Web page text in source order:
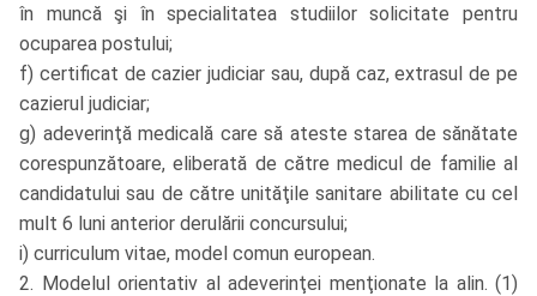
în muncă şi în specialitatea studiilor solicitate pentru
ocuparea postului;
f) certificat de cazier judiciar sau, după caz, extrasul de pe
cazierul judiciar;
g) adeverinţă medicală care să ateste starea de sănătate
corespunzătoare, eliberată de către medicul de familie al
candidatului sau de către unităţile sanitare abilitate cu cel
mult 6 luni anterior derulării concursului;
i) curriculum vitae, model comun european.
2. Modelul orientativ al adeverinţei menţionate la alin. (1)